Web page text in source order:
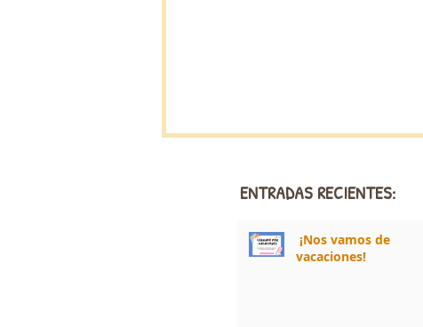
ENTRADAS RECIENTES:
¡Nos vamos de
vacaciones!